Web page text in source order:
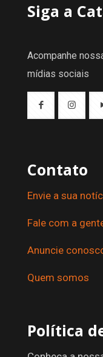
Siga a
Acompanhe
mídias sociais
Contato
Envie a sua
Fale com a
Anuncie
Quem somos
Política